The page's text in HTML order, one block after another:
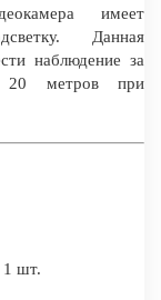
имеет
Данная
наблюдение за
20 метров при
1 шт.